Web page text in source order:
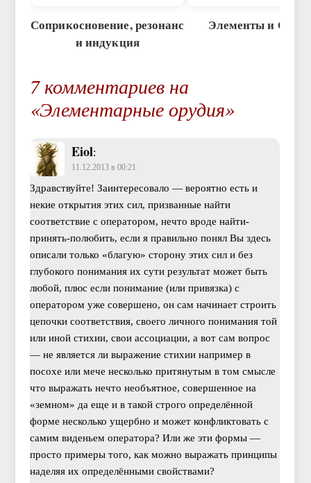
Соприкосновение, резонанс
и индукция
Элементы и
7 комментариев на
«Элементарные орудия»
Eiol:
11.12.2013 в 00:21
Здравствуйте! Заинтересовало — вероятно есть и
некие открытия этих сил, призванные найти
соответствие с оператором, нечто вроде найти-
принять-полюбить, если я правильно понял Вы здесь
описали только «благую» сторону этих сил и без
глубокого понимания их сути результат может быть
любой, плюс если понимание (или привязка) с
оператором уже совершено, он сам начинает строить
цепочки соответствия, своего личного понимания той
или иной стихии, свои ассоциации, а вот сам вопрос
— не является ли выражение стихии например в
посохе или мече несколько притянутым в том смысле
что выражать нечто необъятное, совершенное на
«земном» да еще и в такой строго определённой
форме несколько ущербно и может конфликтовать с
самим виденьем оператора? Или же эти формы —
просто примеры того, как можно выражать принципы
наделяя их определёнными свойствами?